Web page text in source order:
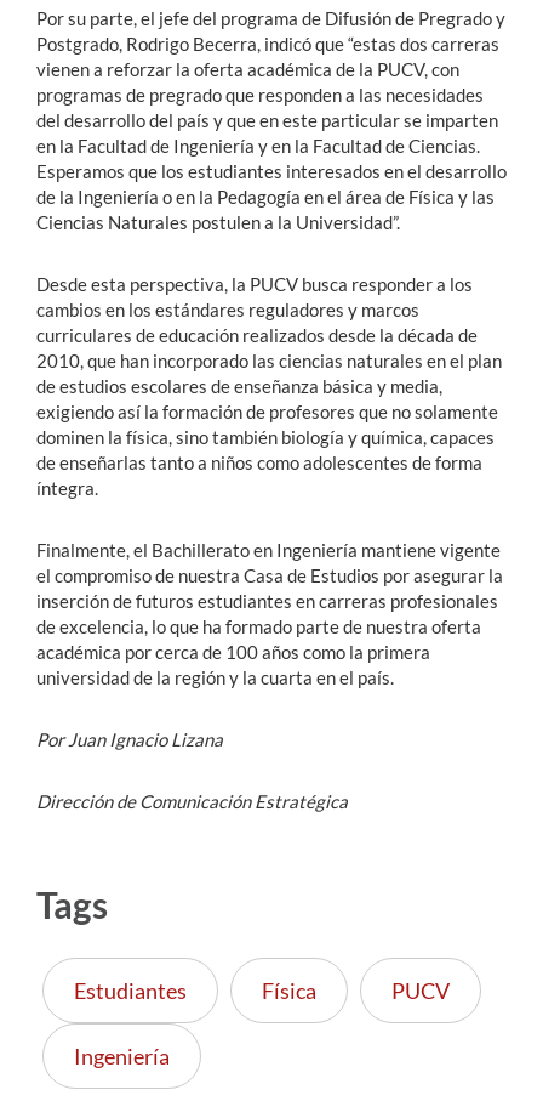
Por su parte, el jefe del programa de Difusión de Pregrado y
Postgrado, Rodrigo Becerra, indicó que “estas dos carreras
vienen a reforzar la oferta académica de la PUCV, con
programas de pregrado que responden a las necesidades
del desarrollo del país y que en este particular se imparten
en la Facultad de Ingeniería y en la Facultad de Ciencias.
Esperamos que los estudiantes interesados en el desarrollo
de la Ingeniería o en la Pedagogía en el área de Física y las
Ciencias Naturales postulen a la Universidad”.
Desde esta perspectiva, la PUCV busca responder a los
cambios en los estándares reguladores y marcos
curriculares de educación realizados desde la década de
2010, que han incorporado las ciencias naturales en el plan
de estudios escolares de enseñanza básica y media,
exigiendo así la formación de profesores que no solamente
dominen la física, sino también biología y química, capaces
de enseñarlas tanto a niños como adolescentes de forma
íntegra.
Finalmente, el Bachillerato en Ingeniería mantiene vigente
el compromiso de nuestra Casa de Estudios por asegurar la
inserción de futuros estudiantes en carreras profesionales
de excelencia, lo que ha formado parte de nuestra oferta
académica por cerca de 100 años como la primera
universidad de la región y la cuarta en el país.
Por Juan Ignacio Lizana
Dirección de Comunicación Estratégica
Tags
Estudiantes Física PUCV
Ingeniería